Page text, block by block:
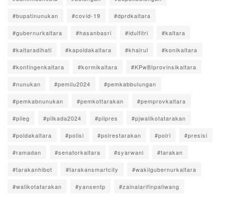
#bupatinunukan #covid-19 #dprdkaltara
#gubernurkaltara #hasanbasri #idulfitri #kaltara
#kaltaradihati #kapoldakaltara #khairul #konikaltara
#kontingenkaltara #kormikaltara #KPwBIprovinsikaltara
#nunukan #pemilu2024 #pemkabbulungan
#pemkabnunukan #pemkottarakan #pemprovkaltara
#pileg #pilkada2024 #pilpres #pjwalikotatarakan
#poldakaltara #polisi #polrestarakan #polri #presisi
#ramadan #senatorkaltara #syarwani #tarakan
#tarakanhibot #tarakansmartcity #wakilgubernurkaltara
#walikotatarakan #yansentp #zainalarifinpaliwang